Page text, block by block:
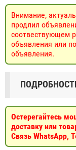
Внимание,
продлил
соотвествующем
объявления или
объявления.
Остерегайтесь
доставку или
Связь WhatsApp,